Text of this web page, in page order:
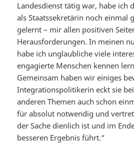
Landesdienst tätig war, habe ich
als Staatssekretärin noch einmal
gelernt – mir allen positiven
Herausforderungen. In meinen
habe ich unglaubliche viele
engagierte Menschen kennen
Gemeinsam haben wir einiges
Integrationspolitikerin eckt sie
anderen Themen auch schon
für absolut notwendig und
der Sache dienlich ist und im
besseren Ergebnis führt.“